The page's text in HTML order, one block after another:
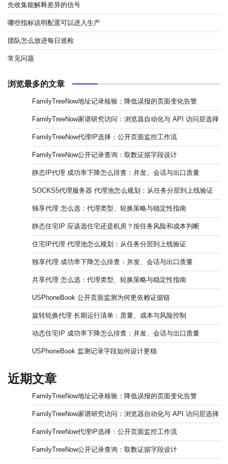
先收集能解释差异的信号
哪些指标说明配置可以进入生产
团队怎么放进每日巡检
常见问题
浏览最多的文章
FamilyTreeNow地址记录核验：降低误报的页面变化告警
FamilyTreeNow家谱研究访问：浏览器自动化与 API 访问层选择
FamilyTreeNow代理IP选择：公开页面监控工作流
FamilyTreeNow公开记录查询：取数证据字段设计
静态IP代理 成功率下降怎么排查：并发、会话与出口质量
SOCKS5代理服务器 代理池怎么规划：从任务分层到上线验证
独享代理 怎么选：代理类型、轮换策略与稳定性指南
静态住宅IP 应该选住宅还是机房？按任务风险和成本判断
住宅IP代理 代理池怎么规划：从任务分层到上线验证
独享代理 成功率下降怎么排查：并发、会话与出口质量
共享代理 怎么选：代理类型、轮换策略与稳定性指南
USPhoneBook 公开页面监测为何更依赖证据链
旋转轮换代理 长期运行清单：质量、成本与风险控制
动态住宅IP 成功率下降怎么排查：并发、会话与出口质量
USPhoneBook 监测记录字段如何设计更稳
近期文章
FamilyTreeNow地址记录核验：降低误报的页面变化告警
FamilyTreeNow家谱研究访问：浏览器自动化与 API 访问层选择
FamilyTreeNow代理IP选择：公开页面监控工作流
FamilyTreeNow公开记录查询：取数证据字段设计